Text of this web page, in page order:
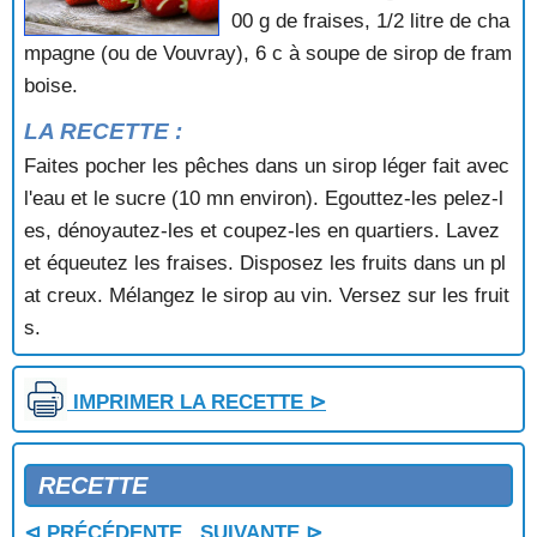
GALETTE A L'ANIS
GALETTE A L'ORANGE
GALETTE AUX ABRICOTS
GALETTE AUX POMMES
GALETTE BRETONNE
GALETTE DES ROIS A LA MODE BRETONNE
GALETTE DES ROIS FOURREE AUX AMANDES
GALETTE FEUILLETEE A LA CONFITURE
GALETTE FOURREE
GALETTE PEROUGIENNE
GATEAU A LA CREME FRAICHE
GATEAU A LA RHUBARBE
GATEAU A L'ANANAS
GATEAU ALEXANDRA
GATEAU AMANDINE
GATEAU ARGENTE
00 g de fraises, 1/2 litre de cha
mpagne (ou de Vouvray), 6 c à soupe de sirop de fram
boise.
LA RECETTE :
Faites pocher les pêches dans un sirop léger fait avec
l'eau et le sucre (10 mn environ). Egouttez-les pelez-l
es, dénoyautez-les et coupez-les en quartiers. Lavez
et équeutez les fraises. Disposez les fruits dans un pl
at creux. Mélangez le sirop au vin. Versez sur les fruit
s.
IMPRIMER LA RECETTE ⊳
RECETTE